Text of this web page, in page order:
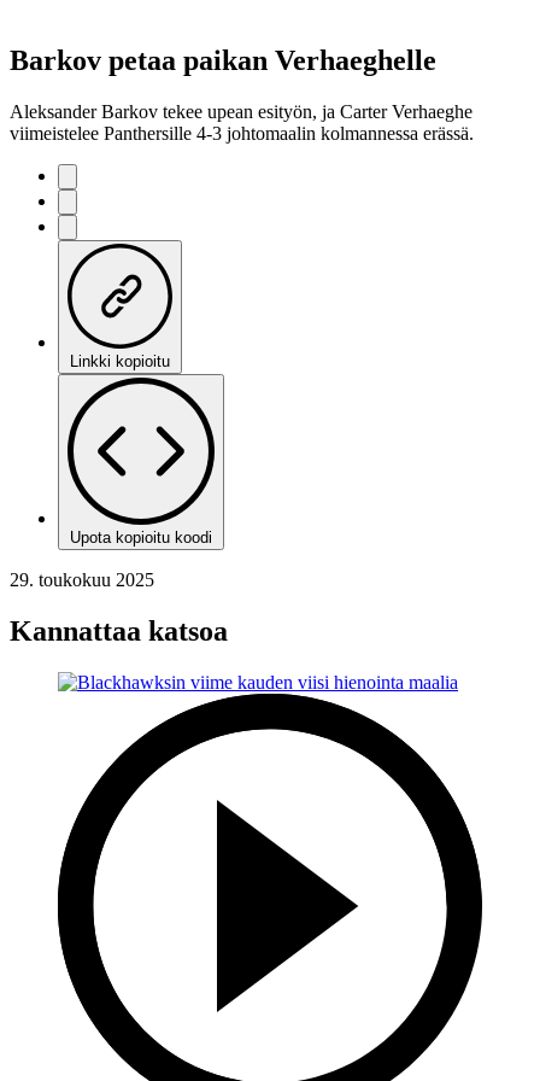
Barkov petaa paikan Verhaeghelle
Aleksander Barkov tekee upean esityön, ja Carter Verhaeghe
viimeistelee Panthersille 4-3 johtomaalin kolmannessa erässä.
Linkki kopioitu
Upota kopioitu koodi
29. toukokuu 2025
Kannattaa katsoa